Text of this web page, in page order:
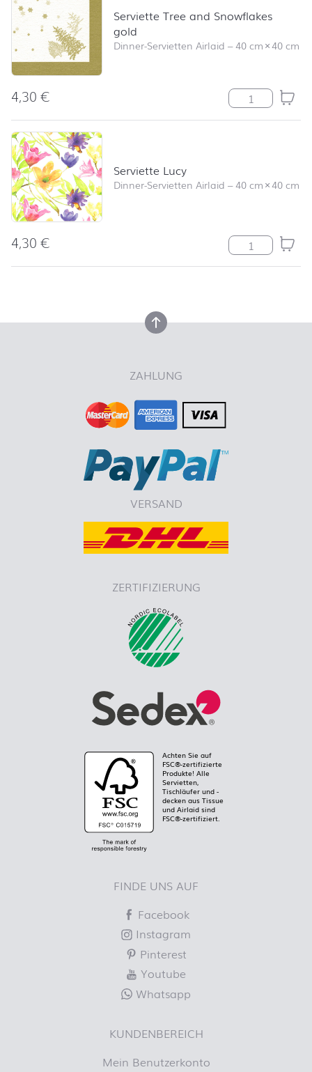
Serviette Tree and Snowflakes
gold
Dinner-Servietten Airlaid –40 cm×40 cm
4,30€ Serviette Tree
Serviette Lucy
Dinner-Servietten Airlaid –40 cm×40 cm
4,30€ Serviette Lucy
nach oben
ZAHLUNG
VERSAND
ZERTIFIZIERUNG
Achten Sie auf
FSC®-zertifizierte
Produkte! Alle
Servietten,
Tischläufer und -
decken aus Tissue
und Airlaid sind
FSC®-zertifiziert.
FINDE UNS AUF
Facebook
Instagram
Pinterest
Youtube
Whatsapp
KUNDENBEREICH
Mein Benutzerkonto